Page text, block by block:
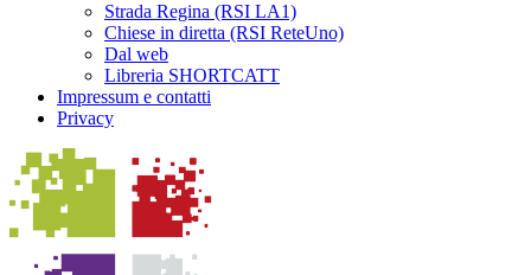
Strada Regina (RSI LA1)
Chiese in diretta (RSI ReteUno)
Dal web
Libreria SHORTCATT
Impressum e contatti
Privacy